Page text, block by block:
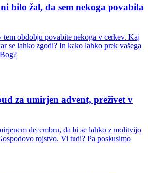
bilo žal, da sem nekoga povabila
tem obdobju povabite nekoga v cerkev. Kaj
se lahko zgodi? In kako lahko prek vašega
za umirjen advent, preživet v
decembru, da bi se lahko z molitvijo
rojstvo. Vi tudi? Pa poskusimo